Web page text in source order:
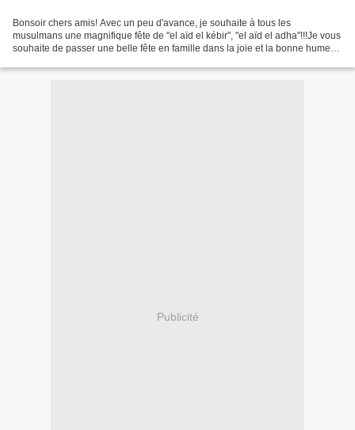
Bonsoir chers amis! Avec un peu d'avance, je souhaite à tous les
musulmans une magnifique fête de "el aïd el kébir", "el aïd el adha"!!!Je vous
souhaite de passer une belle fête en famille dans la joie et la bonne humeur
Publicité